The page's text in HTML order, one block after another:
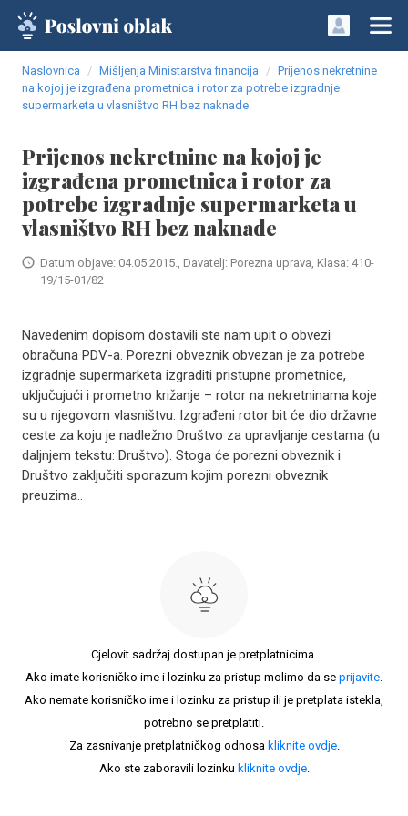
Naslovnica Mišljenja Ministarstva financija
Prijenos nekretnine
na kojoj je izgrađena prometnica i rotor za potrebe izgradnje
supermarketa u vlasništvo RH bez naknade
Prijenos nekretnine na kojoj je
izgrađena prometnica i rotor za
potrebe izgradnje supermarketa u
vlasništvo RH bez naknade
Datum objave: 04.05.2015., Davatelj: Porezna uprava, Klasa: 410-
19/15-01/82
Navedenim dopisom dostavili ste nam upit o obvezi
obračuna PDV-a. Porezni obveznik obvezan je za potrebe
izgradnje supermarketa izgraditi pristupne prometnice,
uključujući i prometno križanje – rotor na nekretninama koje
su u njegovom vlasništvu. Izgrađeni rotor bit će dio državne
ceste za koju je nadležno Društvo za upravljanje cestama (u
daljnjem tekstu: Društvo). Stoga će porezni obveznik i
Društvo zaključiti sporazum kojim porezni obveznik
preuzima..
Cjelovit sadržaj dostupan je pretplatnicima.
Ako imate korisničko ime i lozinku za pristup molimo da se prijavite.
Ako nemate korisničko ime i lozinku za pristup ili je pretplata istekla,
potrebno se pretplatiti.
Za zasnivanje pretplatničkog odnosa kliknite ovdje.
Ako ste zaboravili lozinku kliknite ovdje.